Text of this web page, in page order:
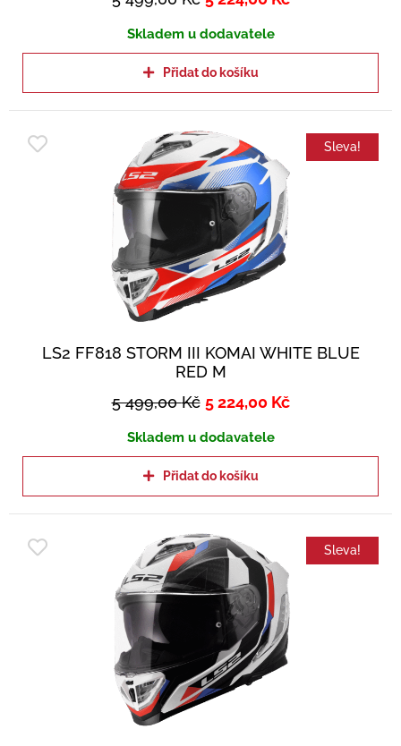
Skladem u dodavatele
Přidat do košíku
Sleva!
LS2 FF818 STORM III KOMAI WHITE BLUE
RED M
5 499,00Kč 5 224,00 Kč
Skladem u dodavatele
Přidat do košíku
Sleva!